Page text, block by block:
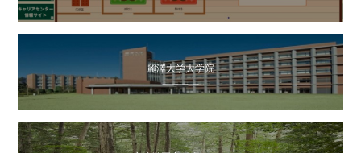
麗澤大学大学院